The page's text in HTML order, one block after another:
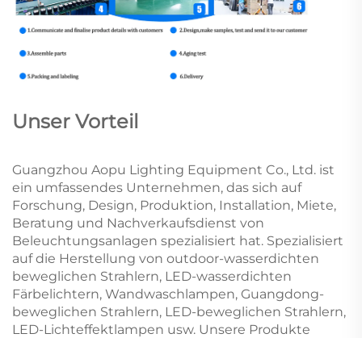
Unser Vorteil
Guangzhou Aopu Lighting Equipment Co., Ltd. ist
ein umfassendes Unternehmen, das sich auf
Forschung, Design, Produktion, Installation, Miete,
Beratung und Nachverkaufsdienst von
Beleuchtungsanlagen spezialisiert hat. Spezialisiert
auf die Herstellung von outdoor-wasserdichten
beweglichen Strahlern, LED-wasserdichten
Färbelichtern, Wandwaschlampen, Guangdong-
beweglichen Strahlern, LED-beweglichen Strahlern,
LED-Lichteffektlampen usw. Unsere Produkte